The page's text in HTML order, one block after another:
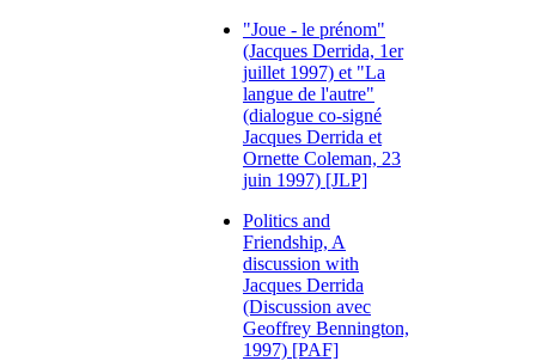
"Joue - le prénom"
(Jacques Derrida, 1er
juillet 1997) et "La
langue de l'autre"
(dialogue co-signé
Jacques Derrida et
Ornette Coleman, 23
juin 1997) [JLP]
Politics and
Friendship, A
discussion with
Jacques Derrida
(Discussion avec
Geoffrey Bennington,
1997) [PAF]